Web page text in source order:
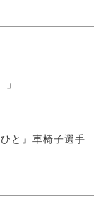
と』車椅子選手